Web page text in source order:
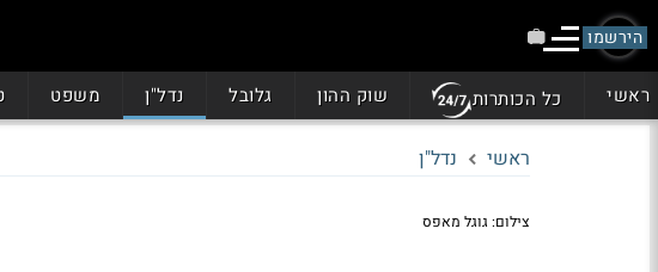
הירשמו
ראשי כל הכותרות שוק ההון גלובל נדל"ן משפט
ראשי נדל"ן
צילום: גוגל מאפס